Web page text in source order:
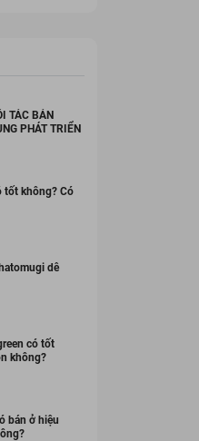
QUỐC
KOR
TÁC BÁN
PHÁT TRIỂN
tốt không? Có
dễ
có tốt
không?
bán ở hiệu